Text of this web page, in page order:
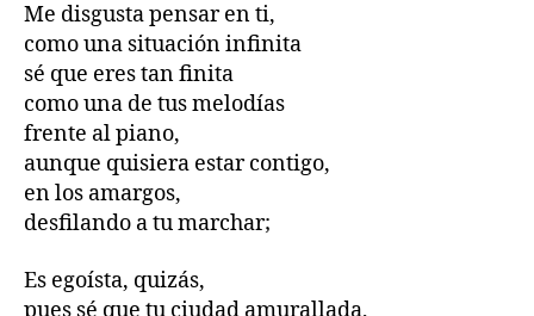
Me disgusta pensar en ti,
como una situación infinita
sé que eres tan finita
como una de tus melodías
frente al piano,
aunque quisiera estar contigo,
en los amargos,
desfilando a tu marchar;
Es egoísta, quizás,